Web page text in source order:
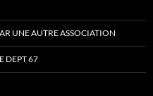
UNE AUTRE ASSOCIATION
DEPT 67